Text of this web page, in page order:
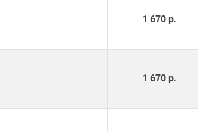
1 670 р.
1 670 р.